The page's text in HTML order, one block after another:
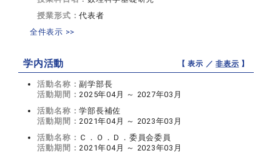
授業形式：代表者
全件表示 >>
学内活動 【 表示 ／非表示 】
活動名称：副学部長
活動期間：2025年04月 ～ 2027年03月
活動名称：学部長補佐
活動期間：2021年04月 ～ 2023年03月
活動名称： Ｃ．Ｏ．Ｄ．委員会委員
活動期間：2021年04月 ～ 2023年03月